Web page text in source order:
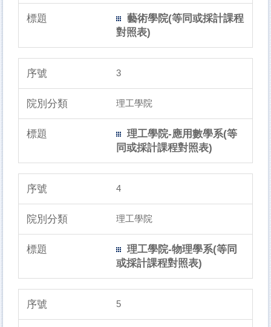
藝術學院(等同或採計課程
對照表)
3
理工學院
理工學院-應用數學系(等
同或採計課程對照表)
4
理工學院
理工學院-物理學系(等同
或採計課程對照表)
5